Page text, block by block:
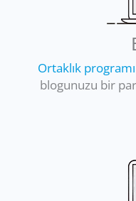
Ortaklık
blogunuzu bir